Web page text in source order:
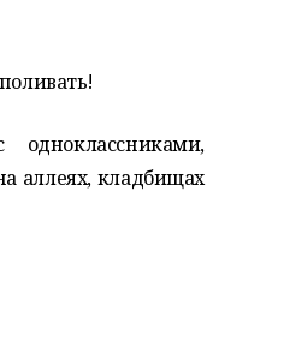
аллеях, кладбищах